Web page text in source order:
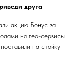
друга
акцию Бонус за
на гео-сервисы
на стойку